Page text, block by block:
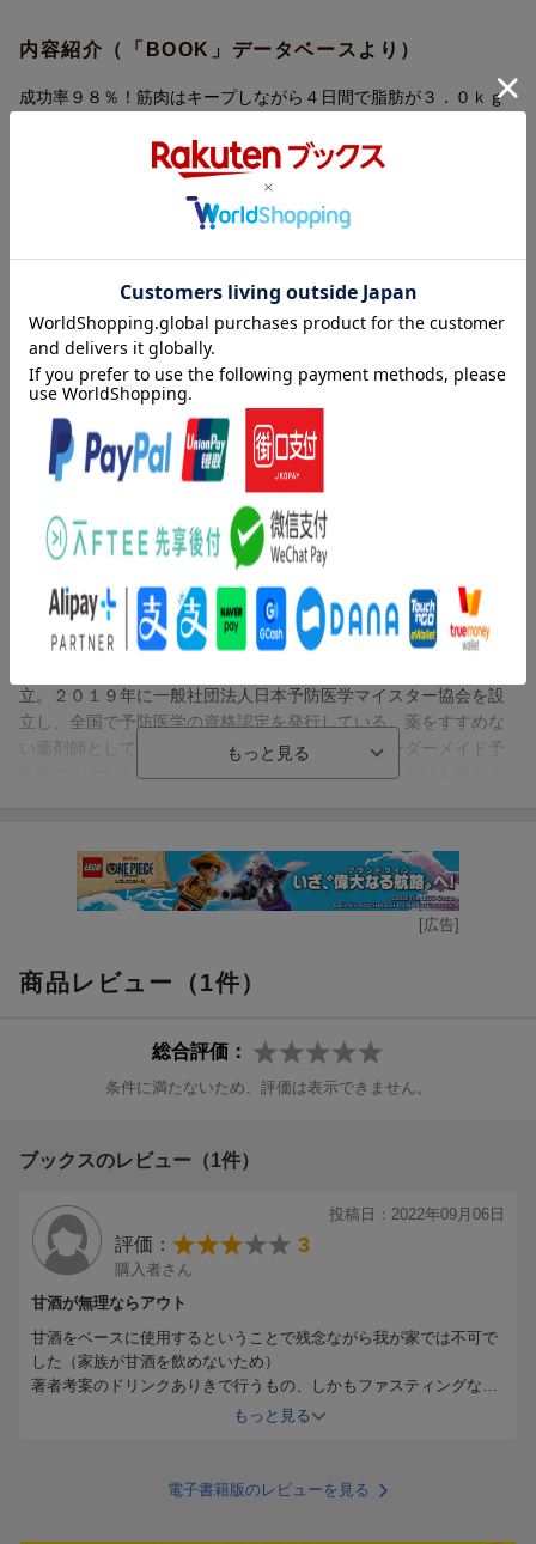
内容紹介（「BOOK」データベースより）
成功率９８％！筋肉はキープしながら４日間で脂肪が３．０ｋｇ
目次（「BOOK」データベースより）
１章 代謝が悪い＝やせにくい体になっていませんか？／２章
ファスティングで理想の自分になろう／３章 ファスティングに
チャレンジ！／４章 ライフスタイルに合わせたファスティング
方法／５章 ファスティング後の過ごし方／オプティマム・ファ
スティング体験レポート
著者情報（「BOOK」データベースより）
坂田武士（サカタタケシ）
一般社団法人日本予防医学マイスター協会代表理事。薬剤師。予
防医学マイスター。オプティマムファスティングマイスター。予
防医学士。スポーツファーマシスト。株式会社サムライフ代表取
締役。昭和大学薬学部薬学科を卒業後、薬剤師免許を取得。大手
製薬会社に６年間勤務後、特別養護老人ホームの施設長を４年務
める。医療と介護の現場に１０年携わる中で予防医学やエイジン
立。２０１９年に一般社団法人日本予防医学マイスター協会を設
立し、全国で予防医学の資格認定を発行している。薬をすすめな
い薬剤師として、これまで１万人以上に独自のオーダーメイド予
防医学カウンセリングを行う。筋肉を維持して脂肪だけを落とす
ロン、プロスポーツ選手などにも取り入れられている。この方法
を記した著書『４日間で脂肪だけをキレイに落とす本』（学研プ
ラス）が好評を博す
子ども向けの学習マンガから大人向けの参考書まで、広くマンガ
達政宗』など、著書多数（本データはこの書籍が刊行された当時
に掲載されていたものです）
[広告]
商品レビュー（1件）
総合評価：
条件に満たないため、評価は表示できません。
ブックスのレビュー（1件）
投稿日：2022年09月06日
評価： 3
購入者さん
甘酒が無理ならアウト
甘酒をベースに使用するということで残念ながら我が家では不可で
した（家族が甘酒を飲めないため）
著者考案のドリンクありきで行うもの、しかもファスティングなの
で、そのドリンクが不可となるとどうにもならず。
もっと見る
電子書籍版のレビューを見る